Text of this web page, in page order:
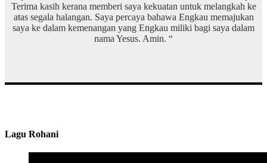
Terima kasih kerana memberi saya kekuatan untuk melangkah ke
atas segala halangan. Saya percaya bahawa Engkau memajukan
saya ke dalam kemenangan yang Engkau miliki bagi saya dalam
nama Yesus. Amin. “
Lagu Rohani